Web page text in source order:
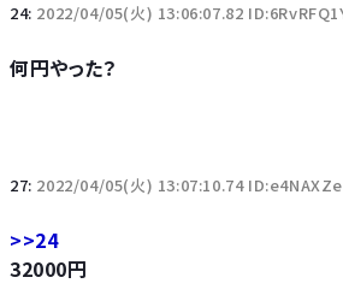
24: 2022/04/05(火) 13:06:07.82
何円やった？
27: 2022/04/05(火) 13:07:10.74
>>24
32000円